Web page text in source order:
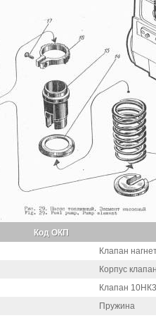
Код ОКП
Клапан
Корпус
Клапан
Пружина